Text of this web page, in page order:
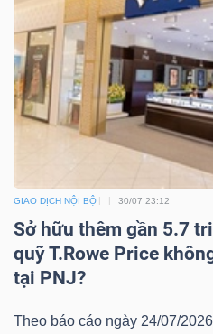
GIAO DỊCH NỘI BỘ 30/07 23:12
Sở hữu thêm gần 5.7
quỹ T.Rowe Price
tại PNJ?
Theo báo cáo ngày 24/07/